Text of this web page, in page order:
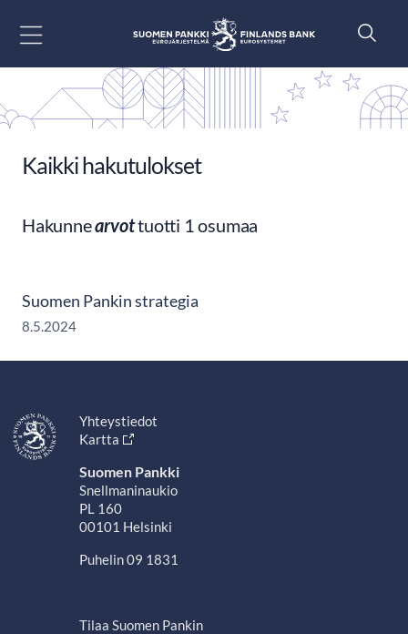
Kaikki hakutulokset
Hakunnearvottuotti 1 osumaa
Suomen Pankin strategia
8.5.2024
Yhteystiedot
Kartta
Suomen Pankki
Snellmaninaukio
PL 160
00101 Helsinki
Puhelin 09 1831
Tilaa Suomen Pankin